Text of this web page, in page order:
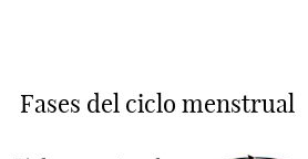
Fases del ciclo menstrual